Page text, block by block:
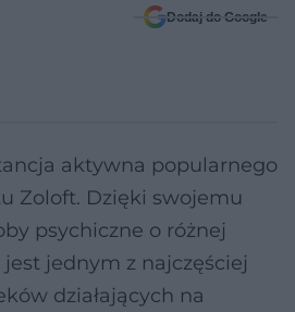
Dodaj do Google
aktywna popularnego
Zoloft. Dzięki swojemu
psychiczne o różnej
jednym z najczęściej
działających na